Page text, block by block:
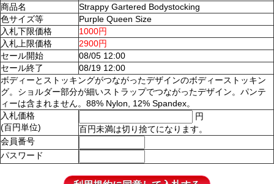
商品名
Strappy Gartered Bodystocking
色サイズ等
Purple Queen Size
入札下限価格
1000円
入札上限価格
2900円
セール開始
08/05 12:00
セール終了
08/19 12:00
ボディーとストッキングがつながったデザインのボディーストッキン
グ。ショルダー部分が細いストラップでつながったデザイン。パンテ
ィーは含まれません。88% Nylon, 12% Spandex。
入札価格
(百円単位)
円
百円未満は切り捨てになります。
会員番号
パスワード